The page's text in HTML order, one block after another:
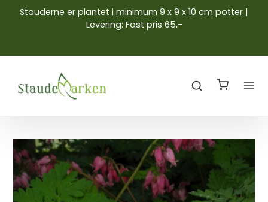
Stauderne er plantet i minimum 9 x 9 x 10 cm potter |
Levering: Fast pris 65,-